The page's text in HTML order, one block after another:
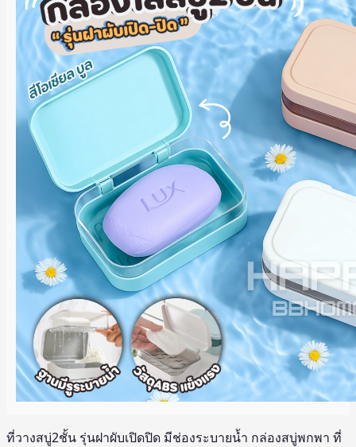
ที่วางสบู่2ชั้น รุ่นฝาผับเปิดปิด มีช่องระบายน้ำ กล่องสบู่พกพา ที่